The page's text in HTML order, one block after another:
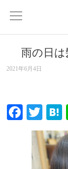
雨の日
2021年6月4日